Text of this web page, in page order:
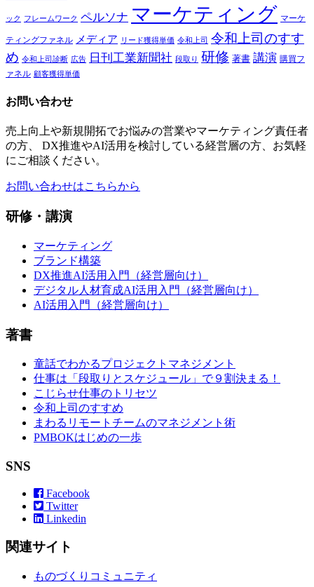
ック フレームワーク ペルソナ マーケティング マーケ
ティングファネル メディア リード獲得単価 令和上司 令和上司のすす
め 令和上司診断 広告 日刊工業新聞社 段取り 研修 著書 講演 購買フ
ァネル 顧客獲得単価
お問い合わせ
売上向上や新規開拓でお悩みの営業やマーケティング責任者
の方、 DX推進やAI活用を検討している経営層の方、お気軽
にご相談ください。
お問い合わせはこちらから
研修・講演
マーケティング
ブランド構築
DX推進AI活用入門（経営層向け）
デジタル人材育成AI活用入門（経営層向け）
AI活用入門（経営層向け）
著書
童話でわかるプロジェクトマネジメント
仕事は「段取りとスケジュール」で９割決まる！
こじらせ仕事のトリセツ
令和上司のすすめ
まわるリモートチームのマネジメント術
PMBOKはじめの一歩
SNS
Facebook
Twitter
Linkedin
関連サイト
ものづくりコミュニティ